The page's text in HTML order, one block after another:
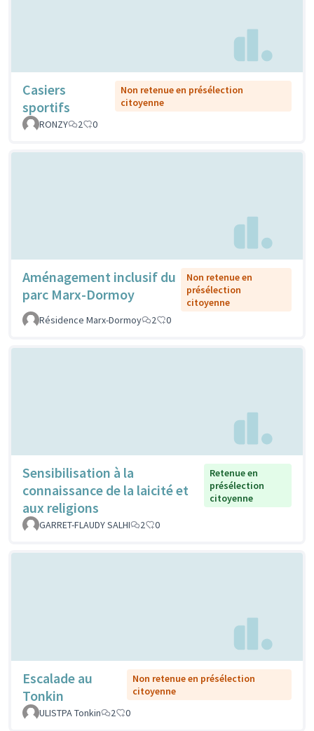
Casiers
sportifs
Non retenue en présélection
citoyenne
RONZY
2 0
Aménagement inclusif du
parc Marx-Dormoy
Non retenue en
présélection
citoyenne
Résidence Marx-Dormoy
2 0
Sensibilisation à la
connaissance de la laicité et
aux religions
Retenue en
présélection
citoyenne
GARRET-FLAUDY SALHI 2 0
Escalade au
Tonkin
Non retenue en présélection
citoyenne
ULISTPA Tonkin
2 0